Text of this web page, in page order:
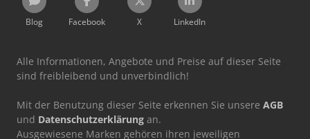
Blog Facebook X LinkedIn
Alle Informationen, Angebote und Preise auf dieser Seite
sind freibleibend und unverbindlich!
Mit der Benutzung dieser Seite erkennen Sie unsere AGB
und Datenschutzerklärung an.
Ausgewiesene Marken gehören ihren jeweiligen